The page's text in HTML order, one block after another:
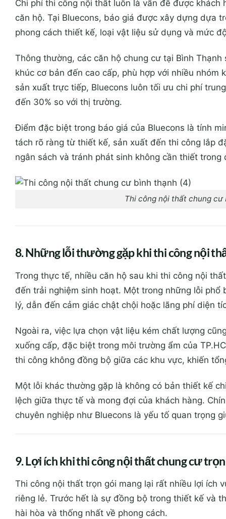
Chi phí thi công nội thất luôn là vấn đề được khách
căn hộ. Tại Bluecons, báo giá được xây dựng dựa
phong cách thiết kế, loại vật liệu sử dụng và mức
Thông thường, các căn hộ chung cư tại Bình
khúc cơ bản đến cao cấp, phù hợp với nhiều nhóm
sản xuất trực tiếp, Bluecons luôn tối ưu chi phí
đến 30% so với thị trường.
Điểm đặc biệt trong báo giá của Bluecons là tính
tách rõ ràng từ thiết kế, sản xuất đến thi công lắp
ngân sách và tránh phát sinh không cần thiết trong
Thi công nội thất chung
8. Những lỗi thường gặp khi thi công nội
Trong thực tế, nhiều căn hộ sau khi thi công nội
đến trải nghiệm sinh hoạt. Một trong những lỗi
lý, dẫn đến cảm giác chật chội hoặc lãng phí diện
Ngoài ra, việc lựa chọn vật liệu kém chất lượng
xuống cấp, đặc biệt trong môi trường ẩm của
thi công không đồng bộ giữa các khu vực, khiến
Một lỗi khác thường gặp là không có bản thiết kế
lệch giữa thực tế và mong đợi của khách hàng.
chuyên nghiệp như Bluecons là yếu tố quan trọng
9. Lợi ích khi thi công nội thất chung cư
Thi công nội thất trọn gói mang lại rất nhiều lợi ích
riêng lẻ. Trước hết là sự đồng bộ trong thiết kế và
hài hòa và thống nhất về phong cách.